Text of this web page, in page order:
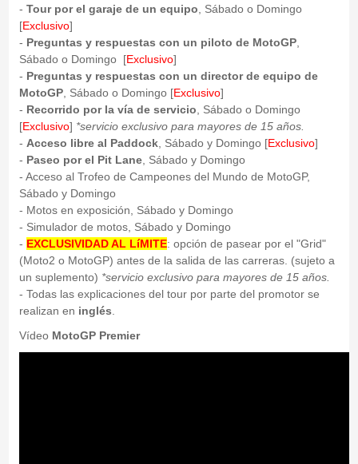
- Tour por el garaje de un equipo , Sábado o Domingo
[Exclusivo]
- Preguntas y respuestas con un piloto de MotoGP,
Sábado o Domingo [Exclusivo]
- Preguntas y respuestas con un director de equipo de
MotoGP, Sábado o Domingo [Exclusivo]
- Recorrido por la vía de servicio , Sábado o Domingo
[Exclusivo] *servicio exclusivo para mayores de 15 años.
- Acceso libre al Paddock, Sábado y Domingo [Exclusivo]
- Paseo por el Pit Lane, Sábado y Domingo
- Acceso al Trofeo de Campeones del Mundo de MotoGP,
Sábado y Domingo
- Motos en exposición, Sábado y Domingo
- Simulador de motos, Sábado y Domingo
- EXCLUSIVIDAD AL LíMITE: opción de pasear por el "Grid"
(Moto2 o MotoGP) antes de la salida de las carreras. (sujeto a
un suplemento) *servicio exclusivo para mayores de 15 años.
- Todas las explicaciones del tour por parte del promotor se
realizan en inglés
Vídeo MotoGP Premier